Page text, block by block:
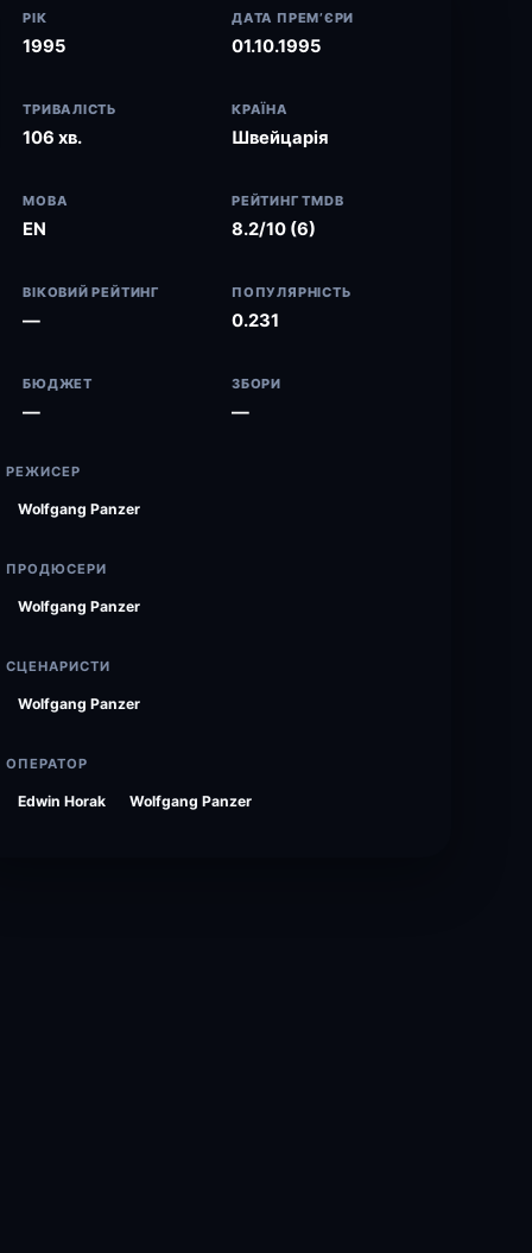
РІК
1995
ДАТА ПРЕМ’ЄРИ
01.10.1995
ТРИВАЛІСТЬ
106 хв.
КРАЇНА
Швейцарія
МОВА
EN
РЕЙТИНГ TMDB
8.2/10 (6)
ВІКОВИЙ РЕЙТИНГ
—
ПОПУЛЯРНІСТЬ
0.231
БЮДЖЕТ
—
ЗБОРИ
—
РЕЖИСЕР
Wolfgang Panzer
ПРОДЮСЕРИ
Wolfgang Panzer
СЦЕНАРИСТИ
Wolfgang Panzer
ОПЕРАТОР
Edwin Horak Wolfgang Panzer